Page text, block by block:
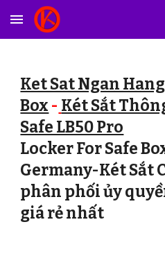
Skip to main content
Ket Sat Ngan Hang
Box - Két Sắt
Safe LB50 Pro
Locker For Safe
Germany-Két Sắt
phân phối ủy
giá rẻ nhất